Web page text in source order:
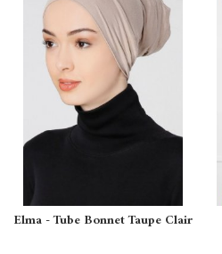
Elma - Tube Bonnet Taupe Clair